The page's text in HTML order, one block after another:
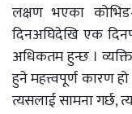
लक्षण भएका
दिनअघिदेखि एक
अधिकतम हुन्छ ।
हुने महत्त्वपूर्ण कारण
त्यसलाई सामना गर्छ,